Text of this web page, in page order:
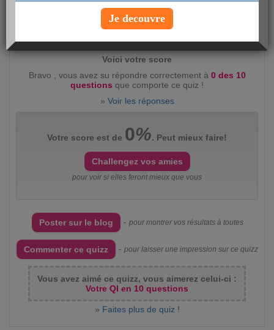
Evaluez ce quizz : intéressant
intéressant (8)
Voici votre score
Bravo , vous avez su répondre correctement à 0 des 10
questions que comporte ce quiz !
» Voir les réponses
Votre score est de 0%. Peut mieux faire!
Challengez vos amies
pour voir si elles feront mieux que vous
Poster sur le blog - pour montrer vos résultats à toutes
Commenter ce quizz - pour laisser une impression sur ce quizz
Vous avez aimé ce quizz, vous aimerez celui-ci :
Votre QI en 10 questions
» Faites plus de quiz !
Je decouvre